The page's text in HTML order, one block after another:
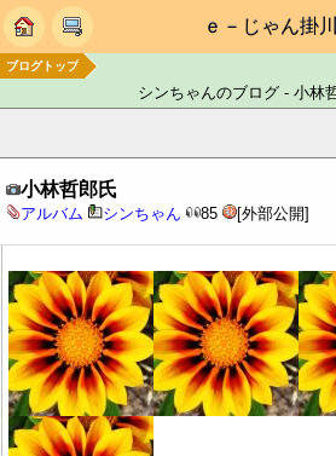
ｅ－じゃん掛川
ブログトップ
シンちゃんのブログ - 小
小林哲郎氏
アルバム シンちゃん 85 [外部公開]